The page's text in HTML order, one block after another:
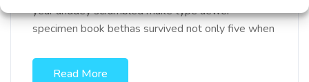
year anddey scrambled make type aewer
specimen book bethas survived not only five when
Read More